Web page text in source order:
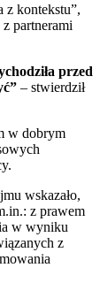
z kontekstu”,
partnerami
przed
– stwierdził
w dobrym
wskazało,
z prawem
w wyniku
z